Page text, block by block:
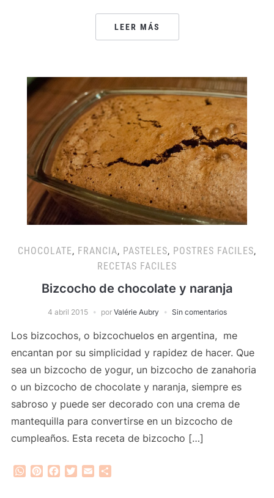
LEER MÁS
CHOCOLATE, FRANCIA, PASTELES, POSTRES FACILES,
RECETAS FACILES
Bizcocho de chocolate y naranja
4 abril 2015 por Valérie Aubry Sin comentarios
Los bizcochos, o bizcochuelos en argentina, me
encantan por su simplicidad y rapidez de hacer. Que
sea un bizcocho de yogur, un bizcocho de zanahoria
o un bizcocho de chocolate y naranja, siempre es
sabroso y puede ser decorado con una crema de
mantequilla para convertirse en un bizcocho de
cumpleaños. Esta receta de bizcocho […]
WhatsApp
PinterestFacebook
Twitter
Email